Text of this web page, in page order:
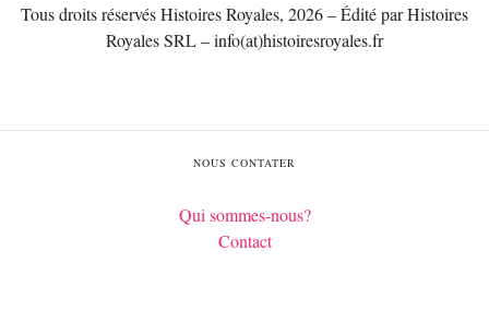
Tous droits réservés Histoires Royales, 2026 – Édité par Histoires
Royales SRL – info(at)histoiresroyales.fr
NOUS CONTATER
Qui sommes-nous?
Contact